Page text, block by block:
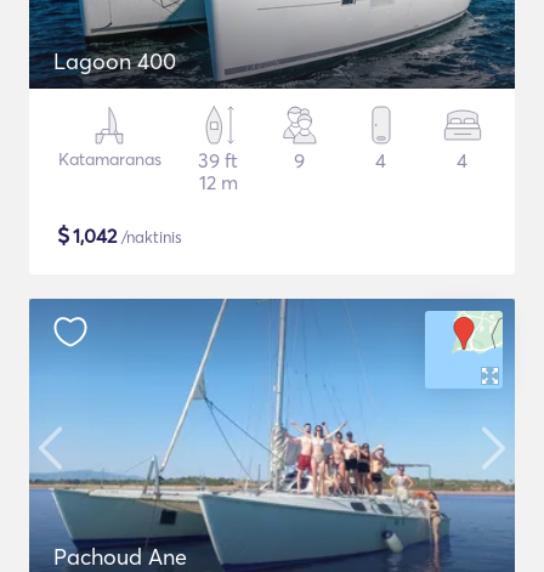
Lagoon 400
Katamaranas
39 ft
12 m
9 4 4
$1,042/naktinis
Pachoud Ane